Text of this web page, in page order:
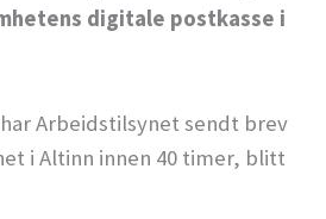
digitale postkasse i
Arbeidstilsynet sendt brev
i Altinn innen 40 timer, blitt